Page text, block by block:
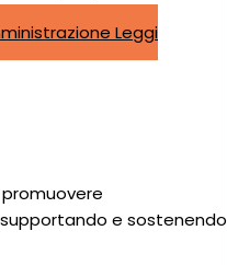
Leggi
supportando e sostenendo